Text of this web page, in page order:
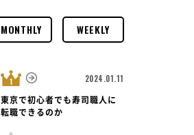
MONTHLY WEEKLY
2024.01.11
東京で初心者でも寿司職人に
転職できるのか